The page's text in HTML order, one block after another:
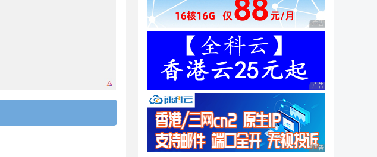
广告 商业广告，理性
广告 商业广告，理性
广告 商业广告，理性